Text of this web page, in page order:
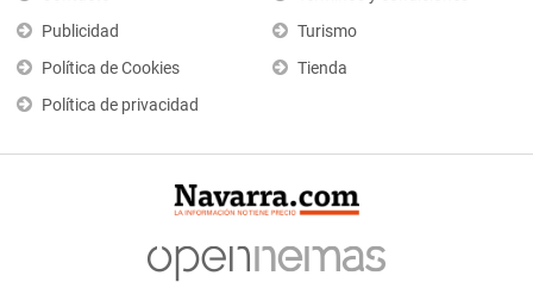
Publicidad
Política de Cookies
Política de privacidad
Turismo
Tienda